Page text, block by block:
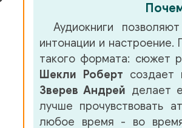
Аудиокниги
интонации и настроение.
такого формата: сюжет
Шекли Роберт создает
Зверев Андрей делает
лучше прочувствовать
любое время - во